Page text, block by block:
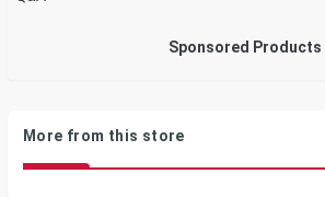
Sponsored Products
More from this store